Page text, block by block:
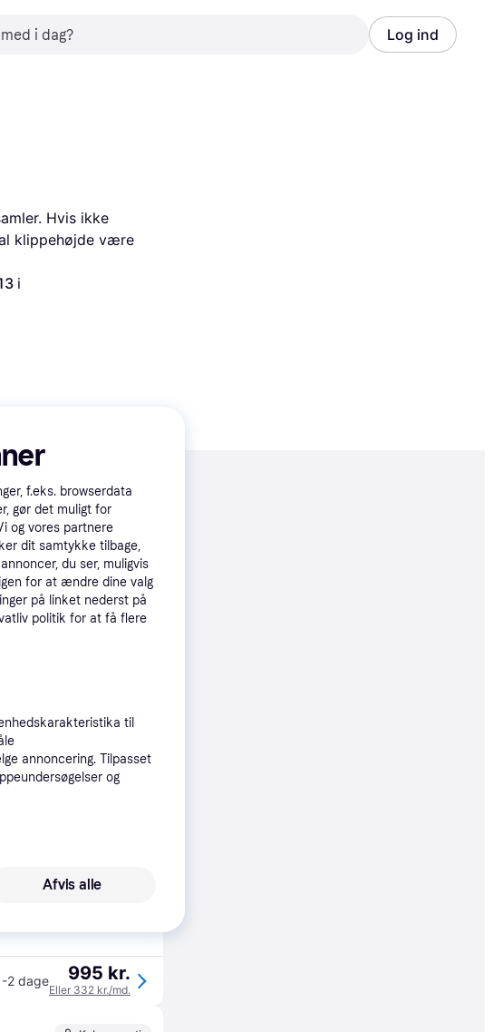
Log ind
Hvis ikke
klippehøjde være
i
Promoveret
6-9 dage941 kr.
,1 dag 1.018 kr.
Eller 339 kr./md.
Eller 343 kr./md.
2 dage 995 kr.
Eller 332 kr./md.
f.eks. browserdata
gør det muligt for
og vores partnere
dit samtykke tilbage,
du ser, muligvis
for at ændre dine valg
på linket nederst på
politik for at få flere
til
annoncering. Tilpasset
og
Afvis alle